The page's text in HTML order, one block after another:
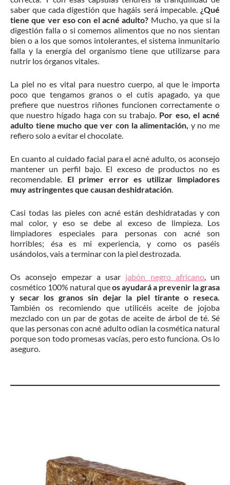
saber que cada digestión que hagáis será impecable. ¿Qué
tiene que ver eso con el acné adulto? Mucho, ya que si la
digestión falla o si comemos alimentos que no nos sientan
bien o a los que somos intolerantes, el sistema inmunitario
falla y la energía del organismo tiene que utilizarse para
nutrir los órganos vitales.
La piel no es vital para nuestro cuerpo, al que le importa
poco que tengamos granos o el cutis apagado, ya que
prefiere que nuestros riñones funcionen correctamente o
que nuestro hígado haga con su trabajo. Por eso, el acné
adulto tiene mucho que ver con la alimentación, y no me
refiero solo a evitar el chocolate.
En cuanto al cuidado facial para el acné adulto, os aconsejo
mantener un perfil bajo. El exceso de productos no es
recomendable. El primer error es utilizar limpiadores
muy astringentes que causan deshidratación.
Casi todas las pieles con acné están deshidratadas y con
mal color, y eso se debe al exceso de limpieza. Los
limpiadores especiales para personas con acné son
horribles; ésa es mi experiencia, y como os paséis
usándolos, vais a terminar con la piel destrozada.
Os aconsejo empezar a usar jabón negro africano, un
cosmético 100% natural queos ayudará a prevenir la grasa
y secar los granos sin dejar la piel tirante o reseca.
También os recomiendo que utilicéis aceite de jojoba
mezclado con un par de gotas de aceite de árbol de té. Sé
que las personas con acné adulto odian la cosmética natural
porque son todo promesas vacías, pero esto funciona. Os lo
aseguro.